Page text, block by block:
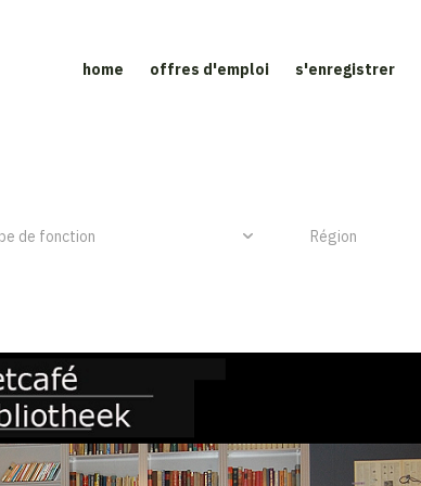
home offres d'emploi s'enregistrer